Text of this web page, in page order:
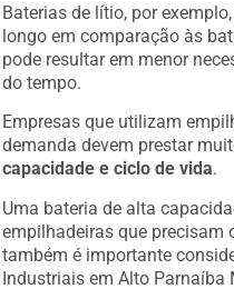
Baterias de lítio, por
longo em comparação às
pode resultar em menor
do tempo.
Empresas que utilizam
demanda devem prestar
capacidade e ciclo de vida.
Uma bateria de alta
empilhadeiras que precisam
também é importante
Industriais em Alto Parnaíba